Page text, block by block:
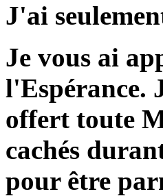
J'ai
Je vous ai
l'Espérance.
offert toute
cachés
pour être